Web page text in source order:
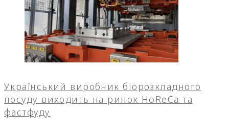
Український виробник біорозкладного
посуду виходить на ринок HoReCa та
фастфуду